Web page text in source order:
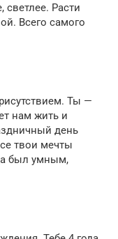
светлее. Расти
Всего самого
Ты —
нам жить и
день
твои мечты
был умным,